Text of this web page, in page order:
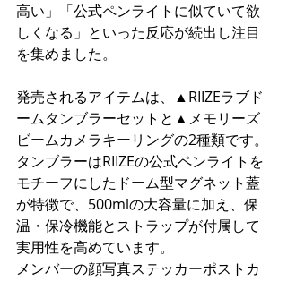
高い」「公式ペンライトに似ていて欲
しくなる」といった反応が続出し注目
を集めました。
発売されるアイテムは、▲RIIZEラブド
ームタンブラーセットと▲メモリーズ
ビームカメラキーリングの2種類です。
タンブラーはRIIZEの公式ペンライトを
モチーフにしたドーム型マグネット蓋
が特徴で、500mlの大容量に加え、保
温・保冷機能とストラップが付属して
実用性を高めています。
メンバーの顔写真ステッカーポストカ